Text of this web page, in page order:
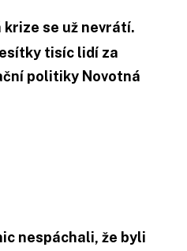
se už nevrátí.
tisíc lidí za
politiky Novotná
nespáchali, že byli